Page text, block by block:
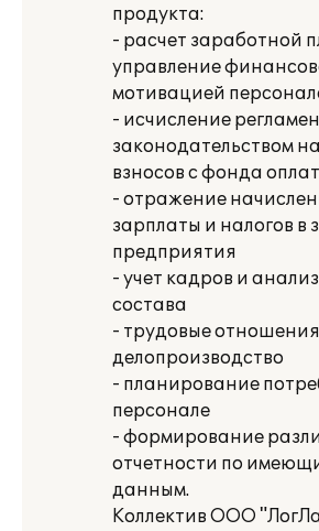
продукта:
- расчет заработной
управление
мотивацией
- исчисление
законодательством
взносов с фонда
- отражение
зарплаты и налогов в
предприятия
- учет кадров и
состава
- трудовые
делопроизводство
- планирование
персонале
- формирование
отчетности по
данным.
Коллектив ООО